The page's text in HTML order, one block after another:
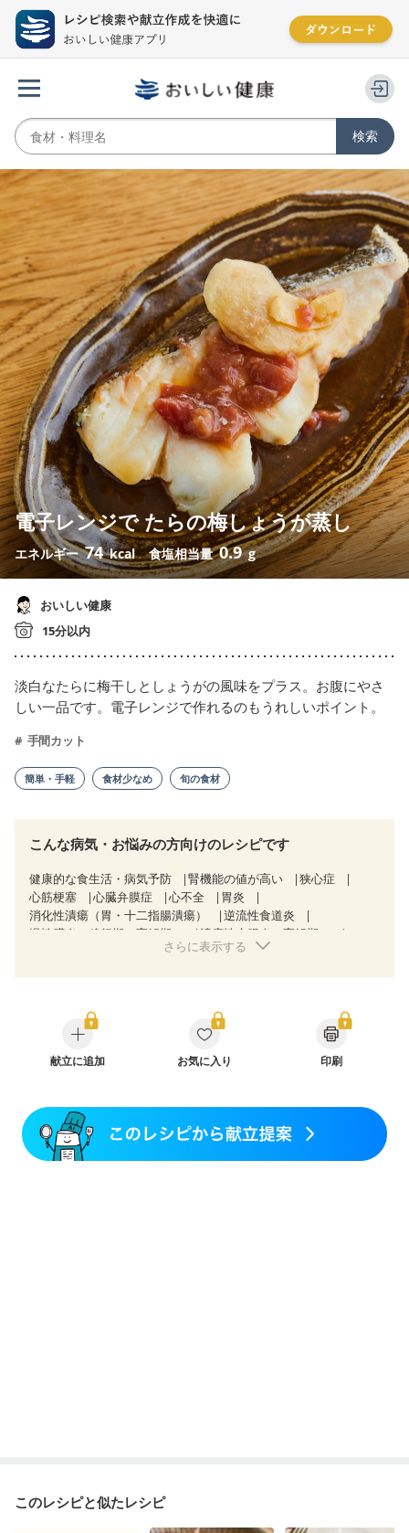
電子レンジで たらの梅しょうが蒸し
エネルギー74 kcal 食塩相当量0.9 g
おいしい健康
15分以内
淡白なたらに梅干しとしょうがの風味をプラス。お腹にやさ
しい一品です。電子レンジで作れるのもうれしいポイント。
手間カット
簡単・手軽 食材少なめ 旬の食材
こんな病気・お悩みの方向けのレシピです
健康的な食生活・病気予防 腎機能の値が高い
狭心症
心筋梗塞
心臓弁膜症 心不全
胃炎
消化性潰瘍（胃・十二指腸潰瘍）
逆流性食道炎
慢性膵炎（移行期・寛解期）
潰瘍性大腸炎（寛解期）
過敏性腸症候群（IBS）
胃がん治療を終えた方・経過観察中の方
大腸がん治療を終えた方・経過観察中の方
大腸がん（抗がん剤治療中）
大腸がん（放射線治療中）
フレイル（年齢に合わせた体作り）
さらに表示する
献立に追加 お気に入り 印刷
このレシピと似たレシピ